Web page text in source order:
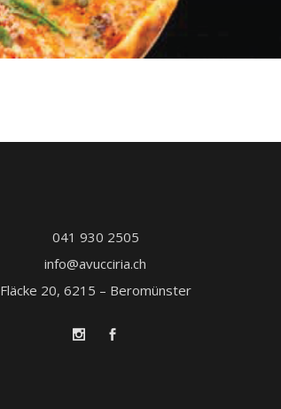
041 930 2505
info@avucciria.ch
Fläcke 20, 6215 – Beromünster